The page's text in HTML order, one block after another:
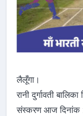
लैलूँगा।
रानी दुर्गावती
संस्करण आज दिनांक